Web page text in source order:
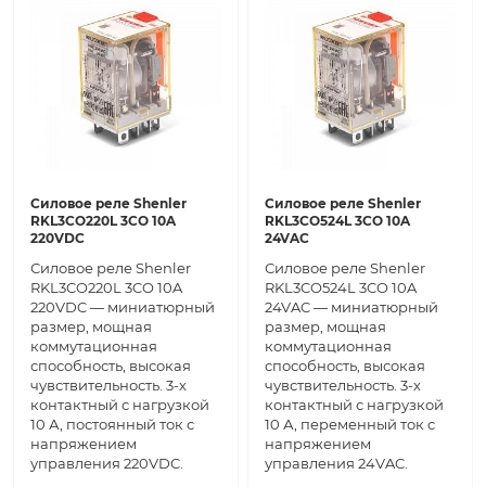
Силовое реле Shenler
RKL3CO220L 3CO 10A
220VDC
Силовое реле Shenler
RKL3CO220L 3CO 10A
220VDC — миниатюрный
размер, мощная
коммутационная
способность, высокая
чувствительность. 3-х
контактный с нагрузкой
10 А, постоянный ток с
напряжением
управления 220VDC.
Силовое реле Shenler
RKL3CO524L 3CO 10A
24VAC
Силовое реле Shenler
RKL3CO524L 3CO 10A
24VAC — миниатюрный
размер, мощная
коммутационная
способность, высокая
чувствительность. 3-х
контактный с нагрузкой
10 А, переменный ток с
напряжением
управления 24VAC.